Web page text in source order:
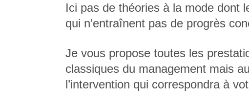
Ici pas de théories à la mode dont
qui n’entraînent pas de progrès
Je vous propose toutes les
classiques du management mais
l’intervention qui correspondra à